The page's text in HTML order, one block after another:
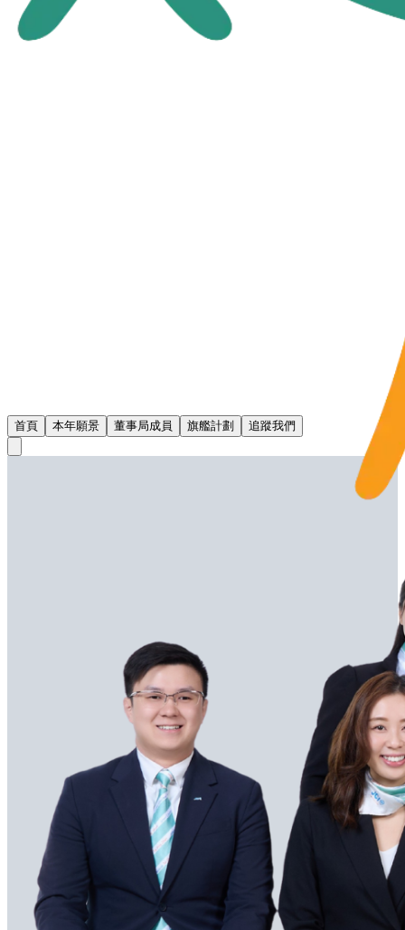
首頁 本年願景 董事局成員 旗艦計劃 追蹤我們